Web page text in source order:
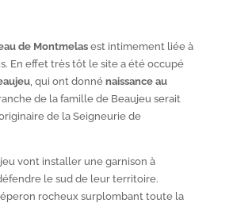
de Montmelasest intimement liée à
En effet très tôt le site a été occupé
, qui ont donné naissance au
de la famille de Beaujeu serait
de la Seigneurie de
vont installer une garnison à
le sud de leur territoire.
rocheux surplombant toute la